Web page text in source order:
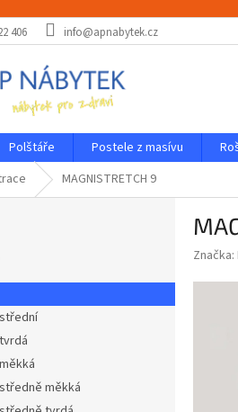
406 info@apnabytek.cz
Polštáře Postele z masívu
MAGNISTRETCH 9
měkká
Značka: